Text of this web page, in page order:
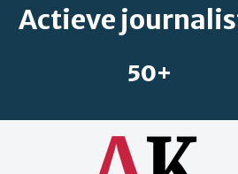
Actieve
50+